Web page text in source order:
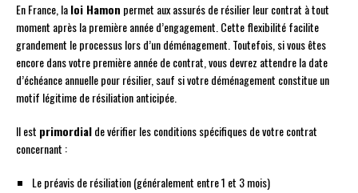
En France, laloi Hamon permet aux assurés de résilier leur contrat à tout
moment après la première année d’engagement. Cette flexibilité facilite
grandement le processus lors d’un déménagement. Toutefois, si vous êtes
encore dans votre première année de contrat, vous devrez attendre la date
d’échéance annuelle pour résilier, sauf si votre déménagement constitue un
motif légitime de résiliation anticipée.
Il est primordialde vérifier les conditions spécifiques de votre contrat
concernant :
Le préavis de résiliation (généralement entre 1 et 3 mois)